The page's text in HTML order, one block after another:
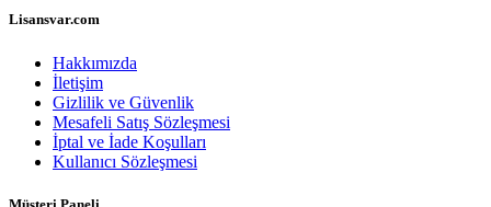
Lisansvar.com
Hakkımızda
İletişim
Gizlilik ve Güvenlik
Mesafeli Satış Sözleşmesi
İptal ve İade Koşulları
Kullanıcı Sözleşmesi